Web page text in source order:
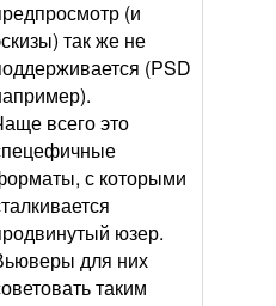
(и
так же не
(PSD
всего это
с которыми
юзер.
для них
таким